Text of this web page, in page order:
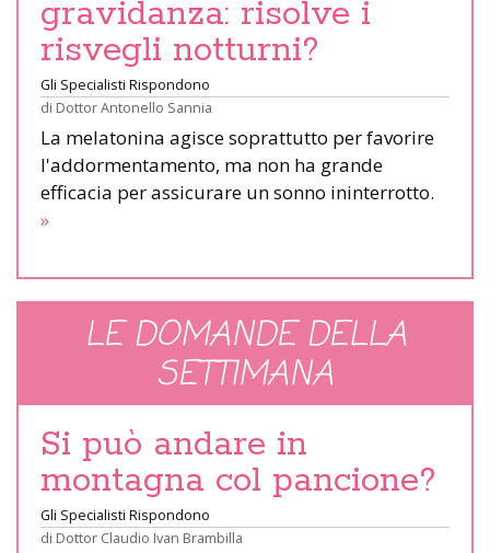
gravidanza: risolve i
risvegli notturni?
Gli Specialisti Rispondono
di Dottor Antonello Sannia
La melatonina agisce soprattutto per favorire
l'addormentamento, ma non ha grande
efficacia per assicurare un sonno ininterrotto.
»
LE DOMANDE DELLA
SETTIMANA
Si può andare in
montagna col pancione?
Gli Specialisti Rispondono
di Dottor Claudio Ivan Brambilla